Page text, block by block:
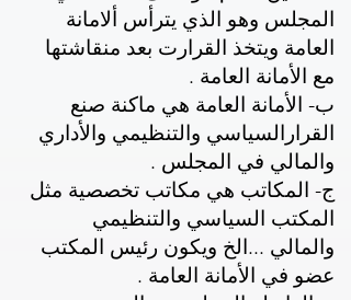
المجلس وهو الذي يترأس ألامانة
العامة ويتخذ القرارت بعد منقاشتها
مع الأمانة العامة .
ب- الأمانة العامة هي ماكنة صنع
القرارالسياسي والتنظيمي والأداري
والمالي في المجلس .
ج- المكاتب هي مكاتب تخصصية مثل
المكتب السياسي والتنظيمي
والمالي ...الخ ويكون رئيس المكتب
عضو في الأمانة العامة .